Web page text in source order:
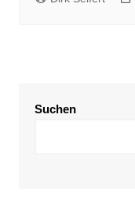
Suchen